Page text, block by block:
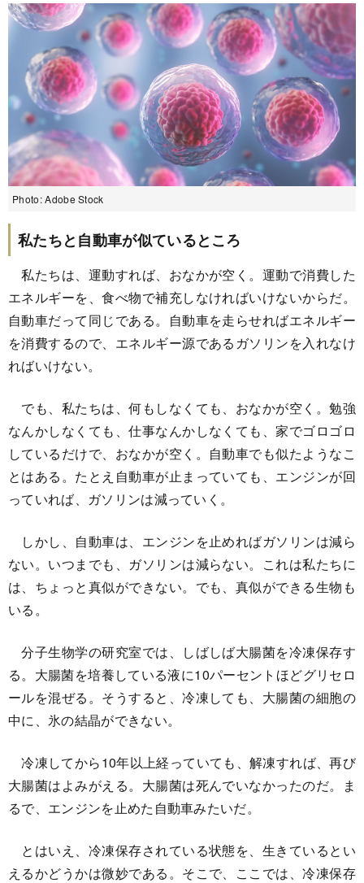
Photo: Adobe Stock
私たちと自動車が似ているところ
私たちは、運動すれば、おなかが空く。運動で消費した
エネルギーを、食べ物で補充しなければいけないからだ。
自動車だって同じである。自動車を走らせればエネルギー
を消費するので、エネルギー源であるガソリンを入れなけ
ればいけない。
でも、私たちは、何もしなくても、おなかが空く。勉強
なんかしなくても、仕事なんかしなくても、家でゴロゴロ
しているだけで、おなかが空く。自動車でも似たようなこ
とはある。たとえ自動車が止まっていても、エンジンが回
っていれば、ガソリンは減っていく。
しかし、自動車は、エンジンを止めればガソリンは減ら
ない。いつまでも、ガソリンは減らない。これは私たちに
は、ちょっと真似ができない。でも、真似ができる生物も
いる。
分子生物学の研究室では、しばしば大腸菌を冷凍保存す
る。大腸菌を培養している液に10パーセントほどグリセロ
ールを混ぜる。そうすると、冷凍しても、大腸菌の細胞の
中に、氷の結晶ができない。
冷凍してから10年以上経っていても、解凍すれば、再び
大腸菌はよみがえる。大腸菌は死んでいなかったのだ。ま
るで、エンジンを止めた自動車みたいだ。
とはいえ、冷凍保存されている状態を、生きているとい
えるかどうかは微妙である。そこで、ここでは、冷凍保存